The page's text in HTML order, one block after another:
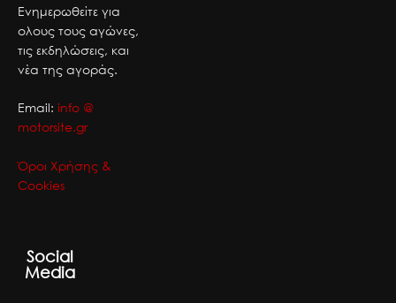
Ενημερωθείτε για
ολους τους αγώνες,
τις εκδηλώσεις, και
νέα της αγοράς.
Email: info @
motorsite.gr
Όροι Χρήσης &
Cookies
Social
Media